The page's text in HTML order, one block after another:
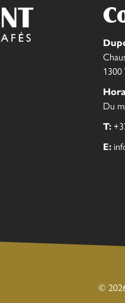
1300
Du
T:
E:
©